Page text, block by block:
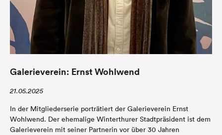
Galerieverein: Ernst Wohlwend
21.05.2025
In der Mitgliederserie porträtiert der Galerieverein Ernst
Wohlwend. Der ehemalige Winterthurer Stadtpräsident ist dem
Galerieverein mit seiner Partnerin vor über 30 Jahren